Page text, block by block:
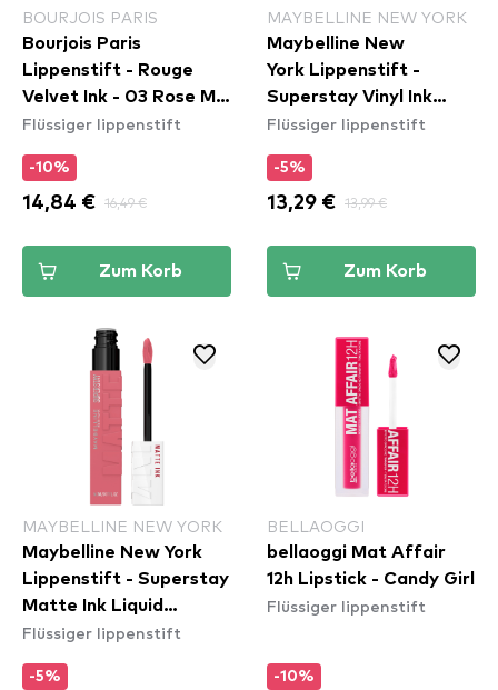
BOURJOIS PARIS
Bourjois Paris
Lippenstift - Rouge
Velvet Ink - 03 Rose Me
Tender
Flüssiger lippenstift
-10%
14,84 € 16,49 €
Zum Korb
MAYBELLINE NEW YORK
Maybelline New
York Lippenstift -
Superstay Vinyl Ink
Liquid Lipstick - 95
Flüssiger lippenstift
-5%
13,29 € 13,99 €
Zum Korb
MAYBELLINE NEW YORK
Maybelline New York
Lippenstift - Superstay
Matte Ink Liquid
Lipstick - 180
Flüssiger lippenstift
-5%
BELLAOGGI
bellaoggi Mat Affair
12h Lipstick - Candy Girl
Flüssiger lippenstift
-10%